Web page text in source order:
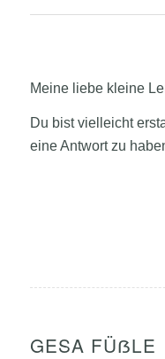
Meine liebe kleine
Du bist vielleicht
eine Antwort zu
GESA FÜẞLE